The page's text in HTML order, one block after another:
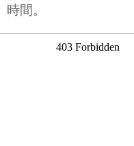
時間。